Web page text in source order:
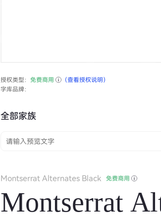
授权类型： 免费商用
（查看授权说明）
字库品牌：
全部家族
Montserrat Alternates Black 免费商用
Montserrat